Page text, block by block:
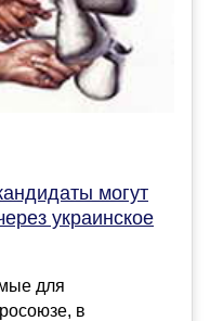
могут
украинское
для
в